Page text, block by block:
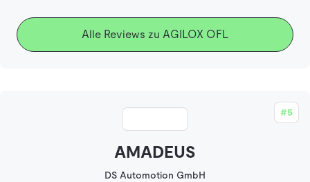
Alle Reviews zu AGILOX OFL
#5
AMADEUS
DS Automotion GmbH